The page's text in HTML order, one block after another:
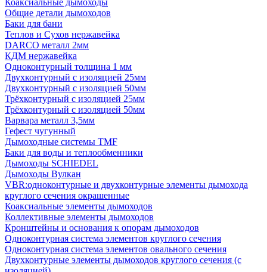
Коаксиальные дымоходы
Общие детали дымоходов
Баки для бани
Теплов и Сухов нержавейка
DARCO металл 2мм
КДМ нержавейка
Одноконтурный толщина 1 мм
Двухконтурный с изоляцией 25мм
Двухконтурный с изоляцией 50мм
Трёхконтурный с изоляцией 25мм
Трёхконтурный с изоляцией 50мм
Варвара металл 3,5мм
Гефест чугунный
Дымоходные системы TMF
Баки для воды и теплообменники
Дымоходы SCHIEDEL
Дымоходы Вулкан
VBR:одноконтурные и двухконтурные элементы дымохода
круглого сечения окрашенные
Коаксиальные элементы дымоходов
Коллективные элементы дымоходов
Кронштейны и основания к опорам дымоходов
Одноконтурная система элементов круглого сечения
Одноконтурная система элементов овального сечения
Двухконтурные элементы дымоходов круглого сечения (с